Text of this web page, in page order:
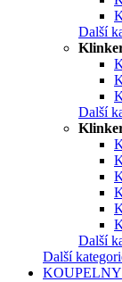
Další
Další
Další
Další
KOUPELNY